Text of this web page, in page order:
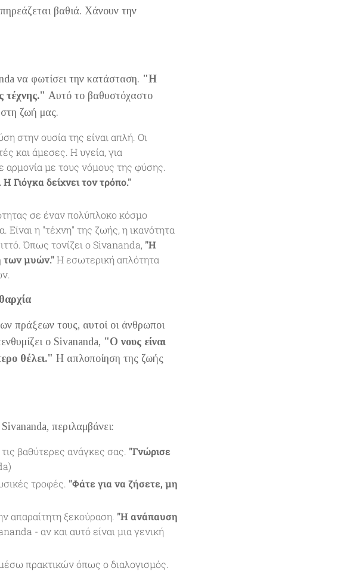
βαθιά. Χάνουν την
να φωτίσει την κατάσταση. "Η
τέχνης." Αυτό το βαθυστόχαστο
ζωή μας.
στην ουσία της είναι απλή. Οι
και άμεσες. Η υγεία, για
αρμονία με τους νόμους της φύσης.
Γιόγκα δείχνει τον τρόπο."
σε έναν πολύπλοκο κόσμο
Είναι η "τέχνη" της ζωής, η ικανότητα
Όπως τονίζει ο Sivananda, "Η
των μυών."Η εσωτερική απλότητα
πράξεων τους, αυτοί οι άνθρωποι
ο Sivananda, "Ο νους είναι
θέλει." Η απλοποίηση της ζωής
περιλαμβάνει:
βαθύτερες ανάγκες σας. "Γνώρισε
τροφές. "Φάτε για να ζήσετε, μη
απαραίτητη ξεκούραση. "Η ανάπαυση
- αν και αυτό είναι μια γενική
πρακτικών όπως ο διαλογισμός.